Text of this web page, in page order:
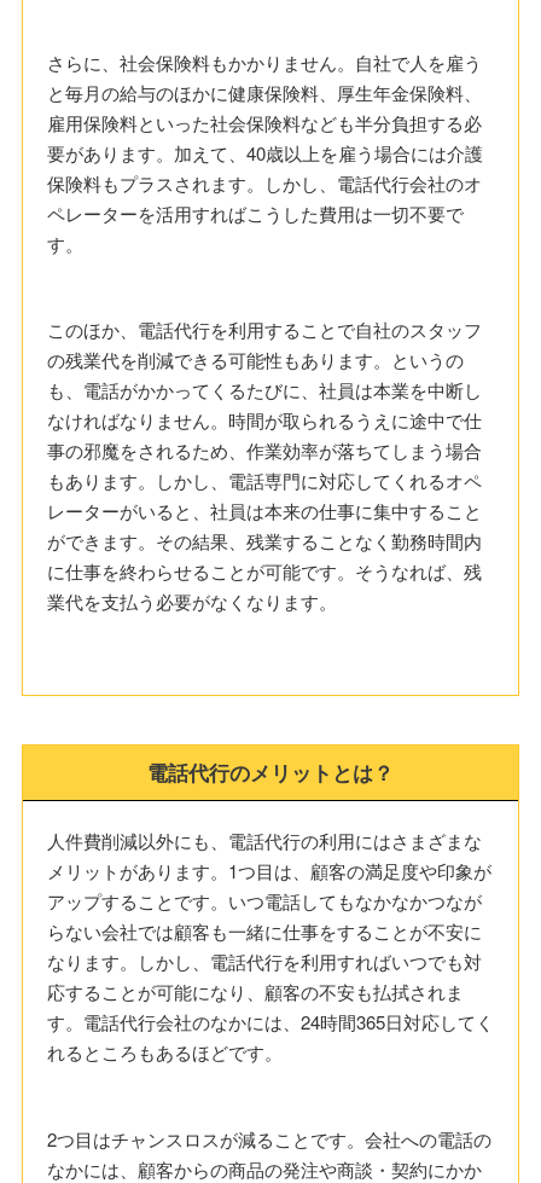
さらに、社会保険料もかかりません。自社で人を雇う
と毎月の給与のほかに健康保険料、厚生年金保険料、
雇用保険料といった社会保険料なども半分負担する必
要があります。加えて、40歳以上を雇う場合には介護
保険料もプラスされます。しかし、電話代行会社のオ
ペレーターを活用すればこうした費用は一切不要で
す。
このほか、電話代行を利用することで自社のスタッフ
の残業代を削減できる可能性もあります。というの
も、電話がかかってくるたびに、社員は本業を中断し
なければなりません。時間が取られるうえに途中で仕
事の邪魔をされるため、作業効率が落ちてしまう場合
もあります。しかし、電話専門に対応してくれるオペ
レーターがいると、社員は本来の仕事に集中すること
ができます。その結果、残業することなく勤務時間内
に仕事を終わらせることが可能です。そうなれば、残
業代を支払う必要がなくなります。
電話代行のメリットとは？
人件費削減以外にも、電話代行の利用にはさまざまな
メリットがあります。1つ目は、顧客の満足度や印象が
アップすることです。いつ電話してもなかなかつなが
らない会社では顧客も一緒に仕事をすることが不安に
なります。しかし、電話代行を利用すればいつでも対
応することが可能になり、顧客の不安も払拭されま
す。電話代行会社のなかには、24時間365日対応してく
れるところもあるほどです。
2つ目はチャンスロスが減ることです。会社への電話の
なかには、顧客からの商品の発注や商談・契約にかか